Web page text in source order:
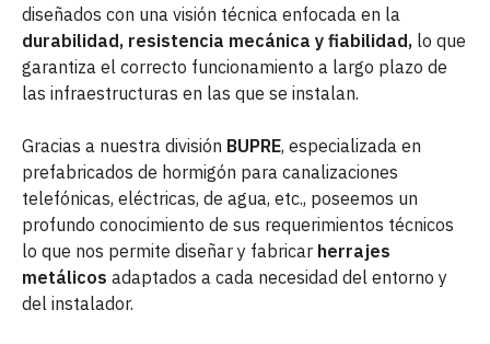
diseñados con una visión técnica enfocada en la
durabilidad, resistencia mecánica y fiabilidad, lo que
garantiza el correcto funcionamiento a largo plazo de
las infraestructuras en las que se instalan.
Gracias a nuestra división BUPRE, especializada en
prefabricados de hormigón para canalizaciones
telefónicas, eléctricas, de agua, etc., poseemos un
profundo conocimiento de sus requerimientos técnicos
lo que nos permite diseñar y fabricar herrajes
metálicos adaptados a cada necesidad del entorno y
del instalador.